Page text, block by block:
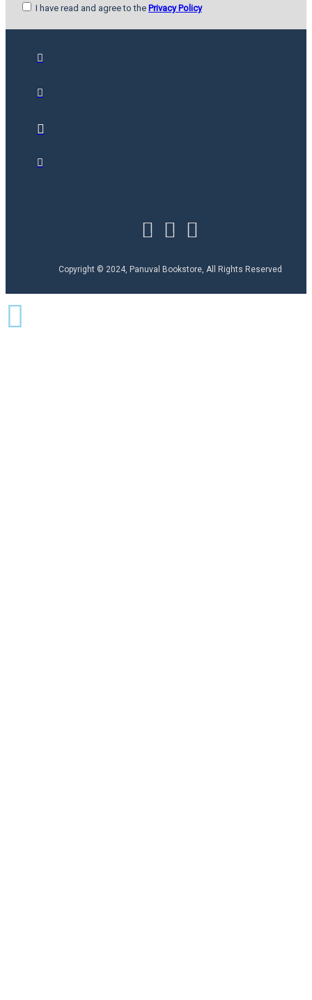
I have read and agree to the Privacy Policy
Copyright © 2024, Panuval Bookstore, All Rights Reserved